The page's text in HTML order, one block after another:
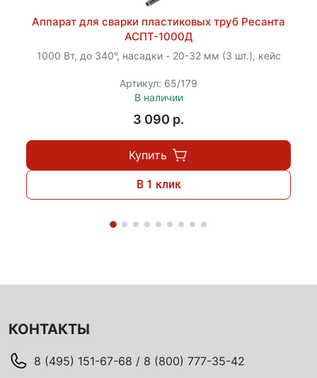
Аппарат для сварки пластиковых труб Ресанта
АСПТ-1000Д
1000 Вт, до 340°, насадки - 20-32 мм (3 шт.), кейс
Артикул: 65/179
В наличии
3 090 p.
Купить
В 1 клик
КОНТАКТЫ
8 (495) 151-67-68 / 8 (800) 777-35-42